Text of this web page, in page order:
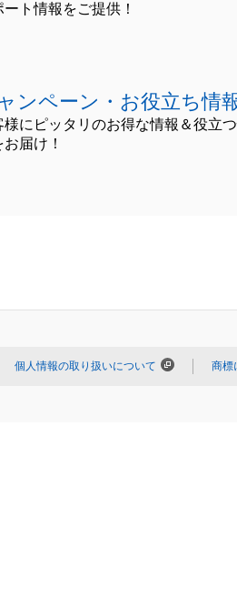
ート情報をご提供！
ンペーン・お役立ち情
様にピッタリのお得な情報＆役立
届け！
個人情報の取り扱いについて 商標